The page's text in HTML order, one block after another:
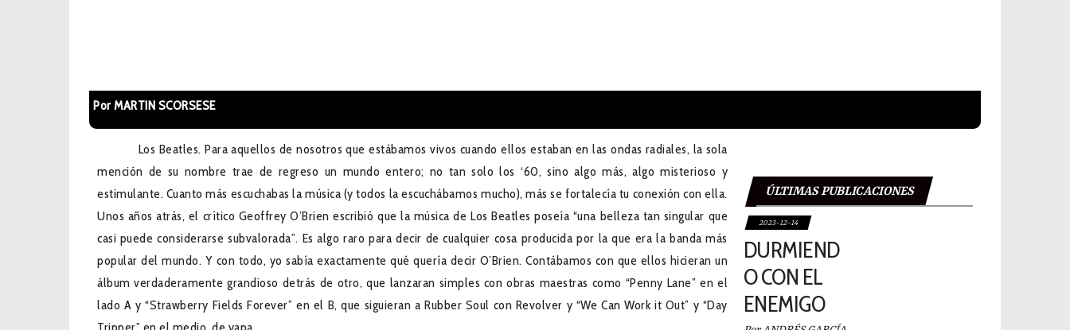
Por MARTIN SCORSESE
Los Beatles. Para aquellos de nosotros que estábamos vivos cuando ellos estaban en las ondas radiales, la sola
mención de su nombre trae de regreso un mundo entero; no tan solo los ‘60, sino algo más, algo misterioso y
estimulante. Cuanto más escuchabas la música (y todos la escuchábamos mucho), más se fortalecía tu conexión con ella.
Unos años atrás, el crítico Geoffrey O’Brien escribió que la música de Los Beatles poseía “una belleza tan singular que
casi puede considerarse subvalorada”. Es algo raro para decir de cualquier cosa producida por la que era la banda más
popular del mundo. Y con todo, yo sabía exactamente qué quería decir O’Brien. Contábamos con que ellos hicieran un
álbum verdaderamente grandioso detrás de otro, que lanzaran simples con obras maestras como “Penny Lane” en el
lado A y “Strawberry Fields Forever” en el B, que siguieran a Rubber Soul con Revolver y “We Can Work it Out” y “Day
ÚLTIMAS PUBLICACIONES
2023-12-14
DURMIEND
O CON EL
ENEMIGO